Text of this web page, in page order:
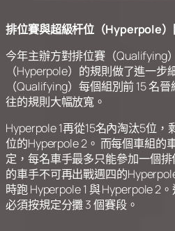
排位賽與超級杆位（Hyperpole
今年主辦方對排位賽（Qualifying
（Hyperpole）的規則做了進一步
（Qualifying）每個組別前 15 名
往的規則大幅放寬。
Hyperpole 1再從15名內淘汰5位
位的Hyperpole 2。 而每個車組的
定，每名車手最多只能參加一個
的車手不可再出戰週四的
時跑 Hyperpole 1 與 Hyperpole 2
必須按規定分攤 3 個賽段。